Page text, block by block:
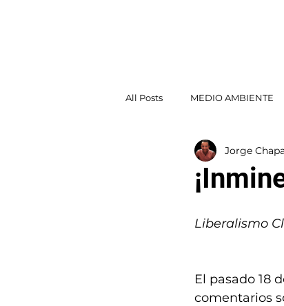
All Posts MEDIO AMBIENTE
POLÍTICA EXTERIOR
Jorge
Liberalismo
El pasado 18
comentarios